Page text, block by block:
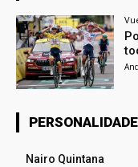
Nairo Quintana